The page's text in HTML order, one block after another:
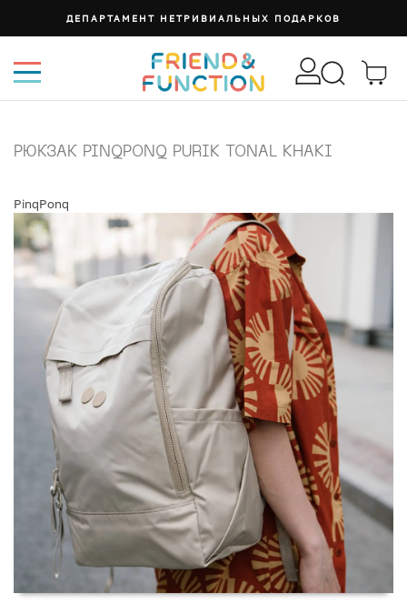
ДЕПАРТАМЕНТ НЕТРИВИАЛЬНЫХ ПОДАРКОВ
РЮКЗАК PINQPONQ PURIK TONAL KHAKI
PinqPonq